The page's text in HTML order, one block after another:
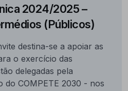
2024/2025 –
(Públicos)
destina-se a apoiar as
o exercício das
delegadas pela
do COMPETE 2030 - nos